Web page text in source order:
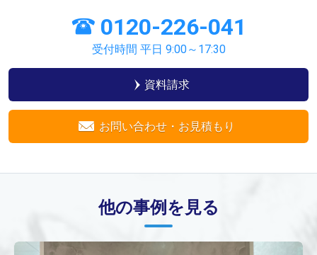
0120-226-041
受付時間 平日 9:00～17:30
資料請求
お問い合わせ・お見積もり
他の事例を見る